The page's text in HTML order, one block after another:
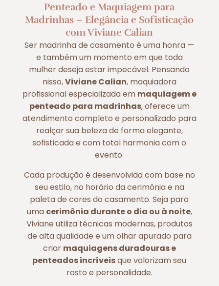
Penteado e Maquiagem para
Madrinhas – Elegância e Sofisticação
com Viviane Calian
Ser madrinha de casamento é uma honra —
e também um momento em que toda
mulher deseja estar impecável. Pensando
nisso,Viviane Calian, maquiadora
profissional especializada em maquiagem e
penteado para madrinhas, oferece um
atendimento completo e personalizado para
realçar sua beleza de forma elegante,
sofisticada e com total harmonia com o
evento.
Cada produção é desenvolvida com base no
seu estilo, no horário da cerimônia e na
paleta de cores do casamento. Seja para
uma cerimônia durante o dia ou à noite,
Viviane utiliza técnicas modernas, produtos
de alta qualidade e um olhar apurado para
criar maquiagens duradouras e
penteados incríveisque valorizam seu
rosto e personalidade.